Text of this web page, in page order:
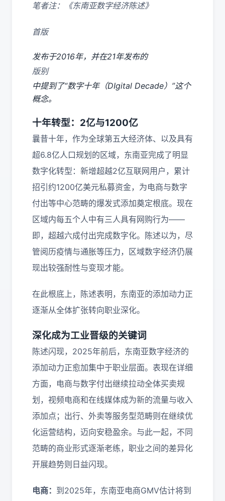
笔者注：《东南亚数字经济陈述》
首版
发布于2016年，并在21年发布的
版别
中提到了“数字十年（DIgital Decade）”这个
概念。
十年转型：2亿与1200亿
曩昔十年，作为全球第五大经济体、以及具有
超6.8亿人口规划的区域，东南亚完成了明显
数字化转型：新增超越2亿互联网用户，累计
招引约1200亿美元私募资金，为电商与数字
付出等中心范畴的爆发式添加奠定根底。现在
区域内每五个人中有三人具有网购行为——
即，超越六成付出完成数字化。陈述以为，尽
管阅历疫情与通胀等压力，区域数字经济仍展
现出较强耐性与变现才能。
在此根底上，陈述表明，东南亚的添加动力正
逐渐从全体扩张转向职业深化。
深化成为工业晋级的关键词
陈述闪现，2025年前后，东南亚数字经济的
添加动力正愈加集中于职业层面。表现在详细
方面，电商与数字付出继续拉动全体买卖规
划，视频电商和在线媒体成为新的流量与收入
添加点；出行、外卖等服务型范畴则在继续优
化运营结构，迈向安稳盈余。与此一起，不同
范畴的商业形式逐渐老练，职业之间的差异化
开展趋势则日益闪现。
电商： 到2025年，东南亚电商GMV估计将到